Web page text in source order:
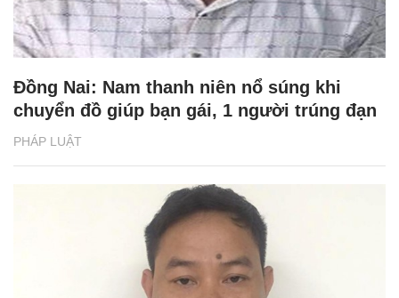
PHÁP LUẬT
Đồng Nai: Nam thanh niên nổ súng khi
chuyển đồ giúp bạn gái, 1 người trúng đạn